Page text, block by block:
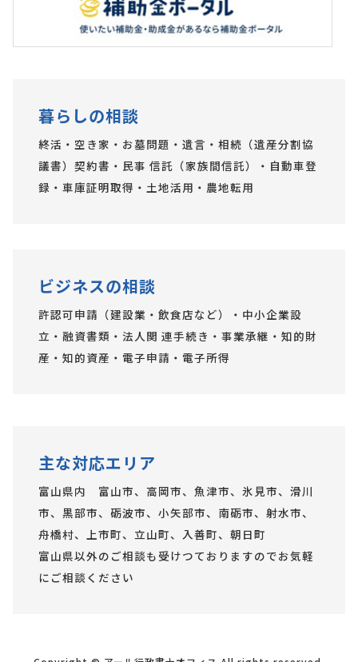
暮らしの相談
終活・空き家・お墓問題・遺言・相続（遺産分割協
議書）契約書・民事 信託（家族間信託）・自動車登
録・車庫証明取得・土地活用・農地転用
ビジネスの相談
許認可申請（建設業・飲食店など）・中小企業設
立・融資書類・法人関 連手続き・事業承継・知的財
産・知的資産・電子申請・電子所得
主な対応エリア
富山県内 富山市、高岡市、魚津市、氷見市、滑川
市、黒部市、砺波市、小矢部市、南砺市、射水市、
舟橋村、上市町、立山町、入善町、朝日町
富山県以外のご相談も受けつておりますのでお気軽
にご相談ください